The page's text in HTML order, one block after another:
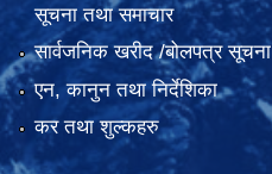
सूचना तथा समाचार
सार्वजनिक खरीद /बोलपत्र सूचना
एन, कानुन तथा निर्देशिका
कर तथा शुल्कहरु